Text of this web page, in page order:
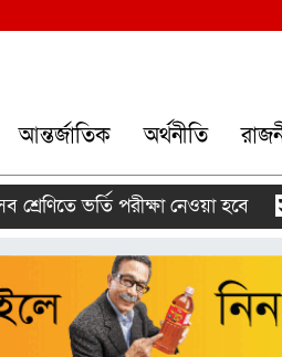
আন্তর্জাতিক অর্থনীতি
ভর্তি পরীক্ষা নেওয়া হবে